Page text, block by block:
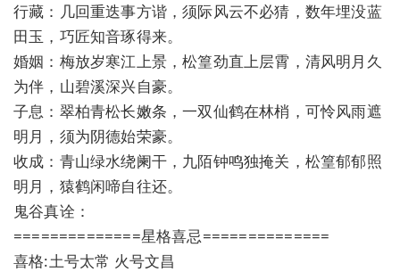
行藏：几回重迭事方谐，须际风云不必猜，数年埋没蓝
田玉，巧匠知音琢得来。
婚姻：梅放岁寒江上景，松篁劲直上层霄，清风明月久
为伴，山碧溪深兴自豪。
子息：翠柏青松长嫩条，一双仙鹤在林梢，可怜风雨遮
明月，须为阴德始荣豪。
收成：青山绿水绕阑干，九陌钟鸣独掩关，松篁郁郁照
明月，猿鹤闲啼自往还。
鬼谷真诠：
==============星格喜忌==============
喜格:土号太常 火号文昌